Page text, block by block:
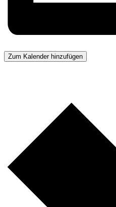
Zum Kalender hinzufügen